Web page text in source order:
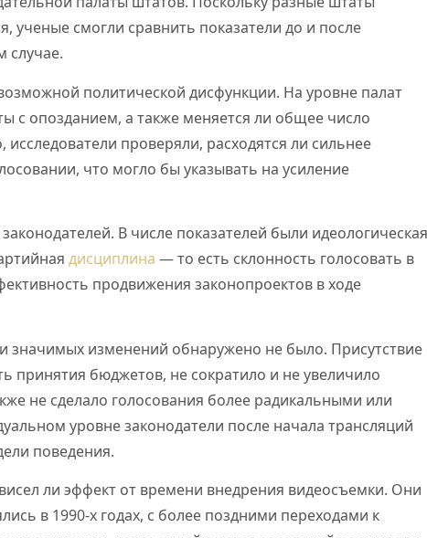
ученые смогли сравнить показатели до и после
случае.
политической дисфункции. На уровне палат
с опозданием, а также меняется ли общее число
проверяли, расходятся ли сильнее
что могло бы указывать на усиление
В числе показателей были идеологическая
дисциплина — то есть склонность голосовать в
продвижения законопроектов в ходе
значимых изменений обнаружено не было. Присутствие
принятия бюджетов, не сократило и не увеличило
не сделало голосования более радикальными или
уровне законодатели после начала трансляций
поведения.
ли эффект от времени внедрения видеосъемки. Они
в 1990-х годах, с более поздними переходами к